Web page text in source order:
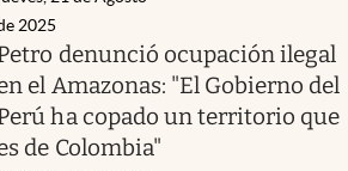
2025
denunció ocupación ilegal
el Amazonas: "El Gobierno del
ha copado un territorio que
de Colombia"